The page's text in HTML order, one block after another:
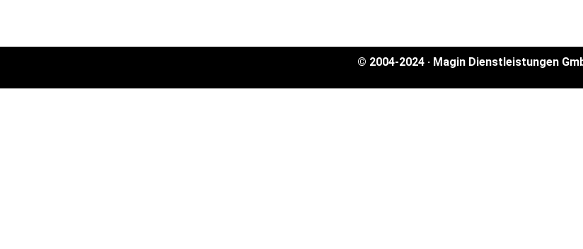
© 2004-2024 · Magin Dienstleistungen